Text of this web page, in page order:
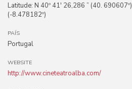
Latitude: N 40º 41′ 26,286 ” (40.
(-8.478182º)
PAÍS
Portugal
WEBSITE
http://www.cineteatroalba.com/